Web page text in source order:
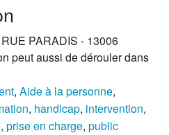
PARADIS - 13006
peut aussi de dérouler dans
, Aide à la personne,
, handicap, intervention,
, prise en charge, public